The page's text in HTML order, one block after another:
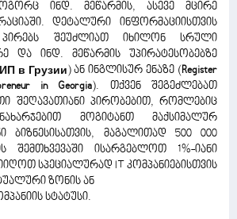
ინდ. მეწარმის, ასევე მცირე
დეტალური ინფორმაციისთვის
პირებს შეუძლიათ იხილონ სრული
და ინდ. მეწარმის უპირატესობებზე
в Грузии ) ან ინგლისურ ენაზე (Register
in Georgia). თქვენ შეგეძლებათ
შეღავათიანი პირობებით, რომლებიც
მოგიტანთ მაქსიმალურ
ბიზნესისათვის, მაგალითად 500 000
შემთხვევაში ისარგებლოთ 1%-იანი
სპეციალურად IT კომპანიებისთვის
ზონის ან
სტატუსი.